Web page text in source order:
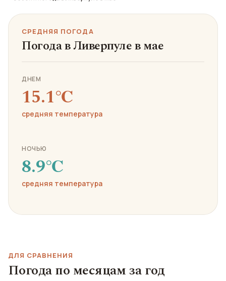
СРЕДНЯЯ ПОГОДА
Погода в Ливерпуле в мае
ДНЕМ
15.1℃
средняя температура
НОЧЬЮ
8.9℃
средняя температура
ДЛЯ СРАВНЕНИЯ
Погода по месяцам за год